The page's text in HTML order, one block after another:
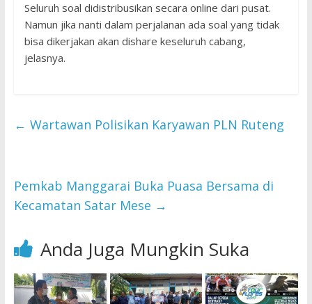
Seluruh soal didistribusikan secara online dari pusat.
Namun jika nanti dalam perjalanan ada soal yang tidak
bisa dikerjakan akan dishare keseluruh cabang,
jelasnya.
← Wartawan Polisikan Karyawan PLN Ruteng
Pemkab Manggarai Buka Puasa Bersama di
Kecamatan Satar Mese →
Anda Juga Mungkin Suka